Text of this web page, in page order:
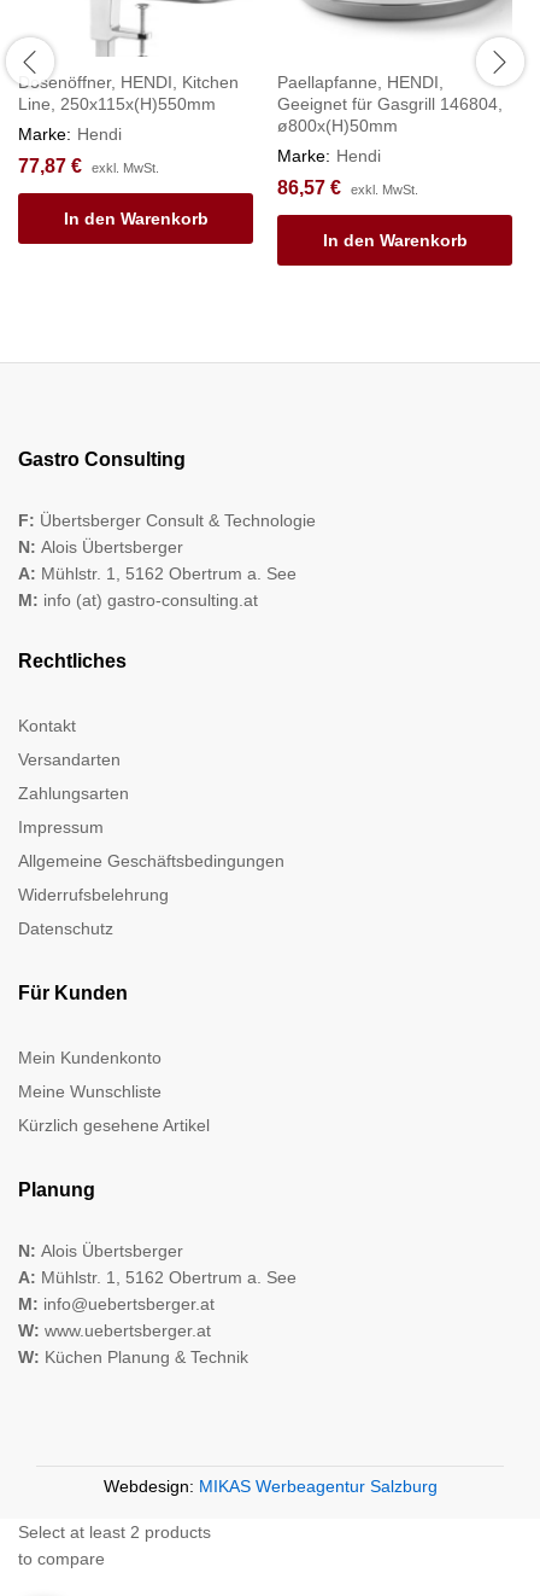
Dosenöffner, HENDI, Kitchen
Line, 250x115x(H)550mm
Marke: Hendi
77,87 € exkl. MwSt.
In den Warenkorb
Paellapfanne, HENDI,
Geeignet für Gasgrill 146804,
ø800x(H)50mm
Marke: Hendi
86,57 € exkl. MwSt.
In den Warenkorb
Gastro Consulting
F: Übertsberger Consult & Technologie
N: Alois Übertsberger
A: Mühlstr. 1, 5162 Obertrum a. See
M: info (at) gastro-consulting.at
Rechtliches
Kontakt
Versandarten
Zahlungsarten
Impressum
Allgemeine Geschäftsbedingungen
Widerrufsbelehrung
Datenschutz
Für Kunden
Mein Kundenkonto
Meine Wunschliste
Kürzlich gesehene Artikel
Planung
N: Alois Übertsberger
A: Mühlstr. 1, 5162 Obertrum a. See
M: info@uebertsberger.at
W: www.uebertsberger.at
W: Küchen Planung & Technik
Webdesign: MIKAS Werbeagentur Salzburg
Select at least 2 products
to compare